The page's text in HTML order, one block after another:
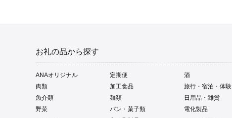
お礼の品から探す
ANAオリジナル 定期便
酒
肉類
加工食品
旅行・宿泊・体験
魚介類
麺類
日用品・雑貨
野菜
パン・菓子類
電化製品